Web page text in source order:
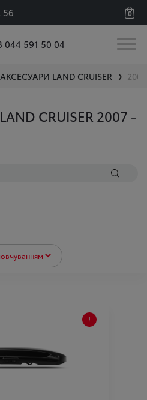
56 0
044 591 50 04
АКСЕСУАРИ LAND CRUISER ❯
CRUISER 2007 -